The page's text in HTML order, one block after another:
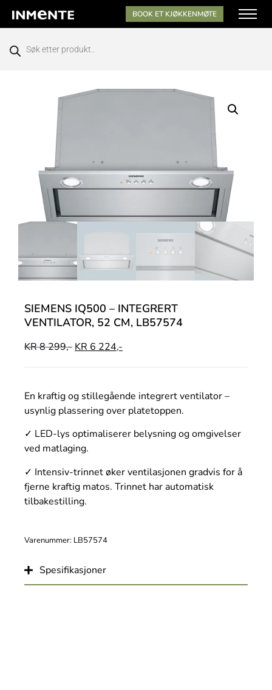
BOOK ET KJØKKENMØTE
SIEMENS IQ500 – INTEGRERT
VENTILATOR, 52 CM, LB57574
KR8 299,- KR 6 224,-
En kraftig og stillegående integrert ventilator –
usynlig plassering over platetoppen.
✓ LED-lys optimaliserer belysning og omgivelser
ved matlaging.
✓ Intensiv-trinnet øker ventilasjonen gradvis for å
fjerne kraftig matos. Trinnet har automatisk
tilbakestilling.
Varenummer: LB57574
Spesifikasjoner